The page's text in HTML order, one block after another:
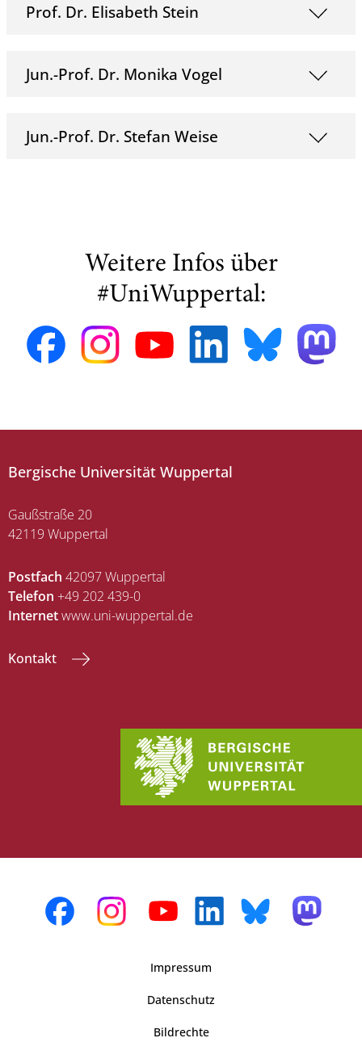
Prof. Dr. Elisabeth Stein
Jun.-Prof. Dr. Monika Vogel
Jun.-Prof. Dr. Stefan Weise
Weitere Infos über
#UniWuppertal:
Bergische Universität Wuppertal
Gaußstraße 20
42119 Wuppertal
Postfach 42097 Wuppertal
Telefon +49 202 439-0
Internetwww.uni-wuppertal.de
Kontakt
Impressum
Datenschutz
Bildrechte